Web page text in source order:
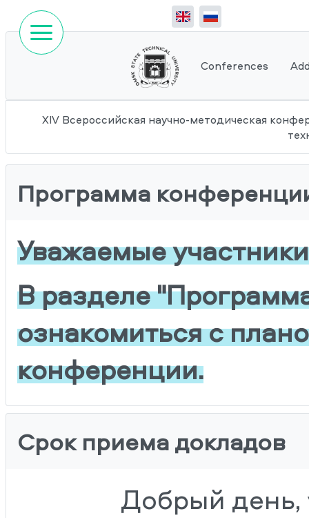
Conferences
XIV Всероссийская научно-методическая
Программа
Уважаемые
В разделе
ознакомиться с
конференции.
Срок приема докладов
Добрый день,